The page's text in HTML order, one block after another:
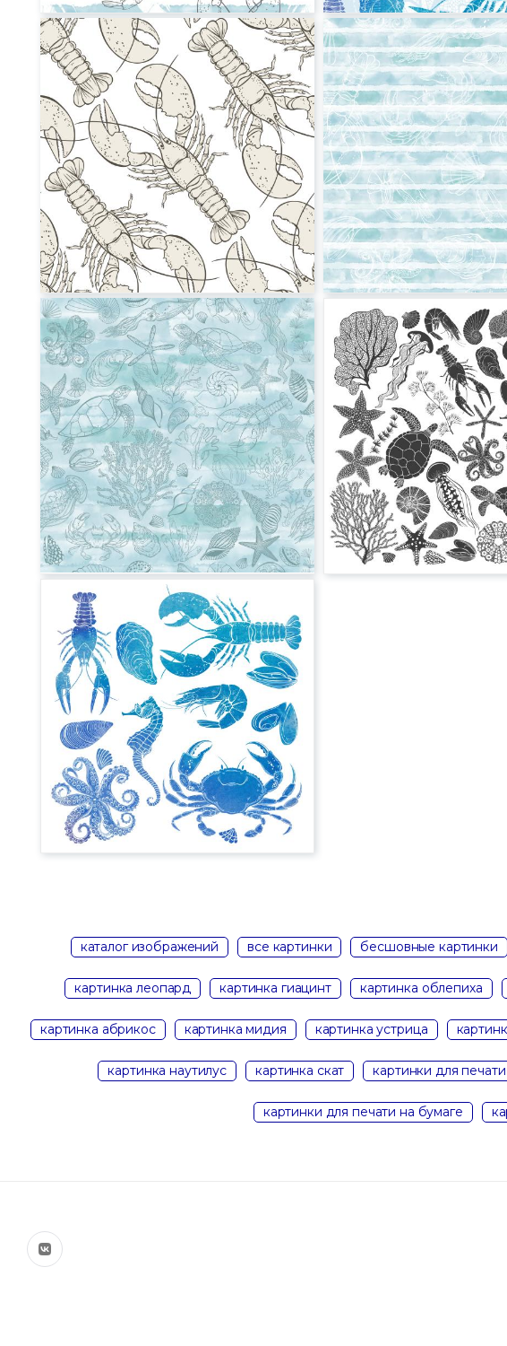
каталог изображений все картинки бесшовные картинки
картинка леопард картинка гиацинт картинка облепиха
картинка абрикос картинка мидия картинка устрица
картинка наутилус картинка скат картинки для
картинки для печати на бумаге